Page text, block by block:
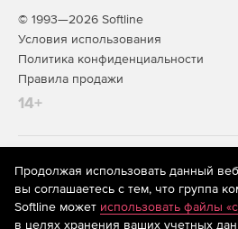
© 1993—2026 Softline
Условия использования
Политика конфиденциальности
Правила продажи
14+
На информационном ресурсе
рекомендательные технологии
предоставления информации на
систематизации и анализа сведений,
предпочтениям пользователей сети
Продолжая использовать данный
вы соглашаетесь с тем, что группа
Softline может использовать файлы
в целях хранения ваших учетных